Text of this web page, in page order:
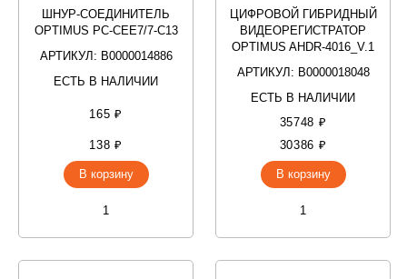
ШНУР-СОЕДИНИТЕЛЬ
OPTIMUS PC-CEE7/7-С13
АРТИКУЛ: В0000014886
ЕСТЬ В НАЛИЧИИ
165 ₽
138 ₽
В корзину
ЦИФРОВОЙ ГИБРИДНЫЙ
ВИДЕОРЕГИСТРАТОР
OPTIMUS AHDR-4016_V.1
АРТИКУЛ: В0000018048
ЕСТЬ В НАЛИЧИИ
35748 ₽
30386 ₽
В корзину